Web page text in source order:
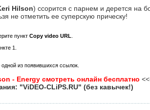
Hilson) ссорится с парнем и дерется на
не отметить ее суперскую прическу!
пункт Copy video URL
1.
одной из появившихся ссылок.
- Energy смотреть онлайн бесплатно
"ViDEO-CLiPS.RU" (без кавычек!)